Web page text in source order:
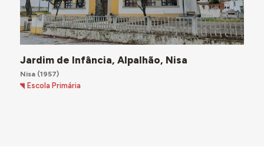
Jardim de Infância, Alpalhão, Nisa
Nisa(1957)
Escola Primária